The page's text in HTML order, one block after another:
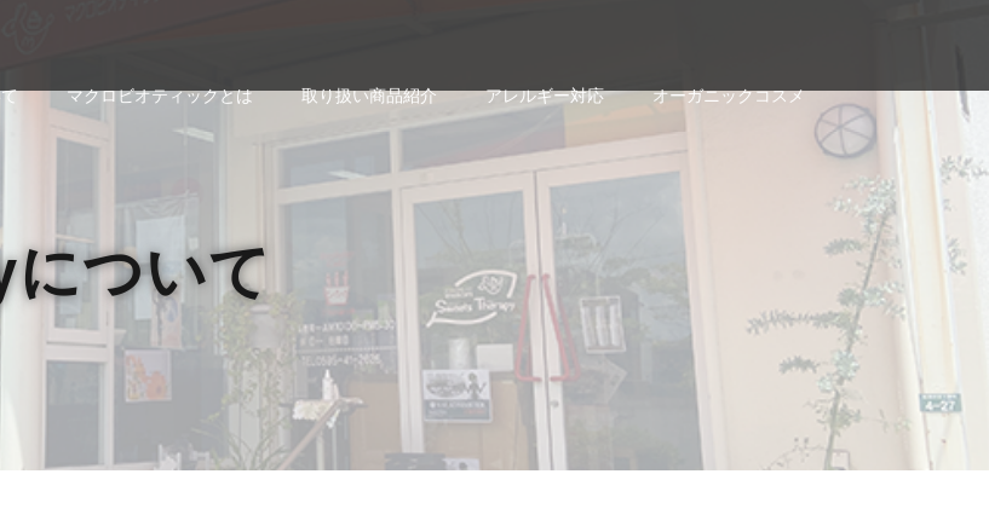
マクロビオティックとは 取り扱い商品紹介 アレルギー対応 オーガニックコスメ
ついて